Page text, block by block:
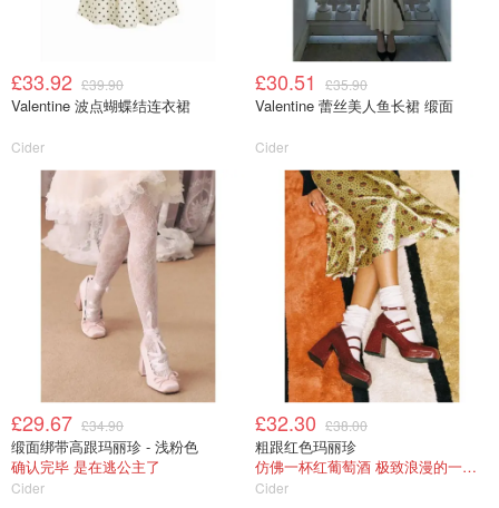
£33.92 £39.90
Valentine 波点蝴蝶结连衣裙
Cider
£30.51 £35.90
Valentine 蕾丝美人鱼长裙 缎面
Cider
£29.67 £34.90
缎面绑带高跟玛丽珍 - 浅粉色
确认完毕 是在逃公主了
Cider
£32.30 £38.00
粗跟红色玛丽珍
仿佛一杯红葡萄酒 极致浪漫的一件单品
Cider